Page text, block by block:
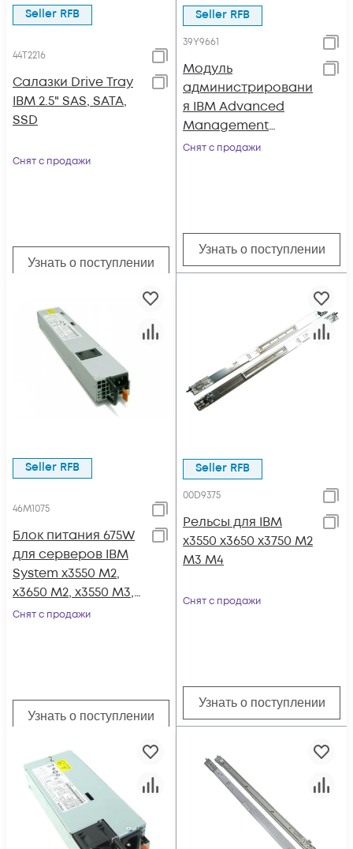
Seller RFB
44T2216
Салазки Drive Tray
IBM 2.5" SAS, SATA,
SSD
Снят с продажи
Узнать о поступлении
Seller RFB
39Y9661
Модуль
администрировани
я IBM Advanced
Management
Module
Снят с продажи
Узнать о поступлении
Seller RFB
46M1075
Блок питания 675W
для серверов IBM
System x3550 M2,
x3650 M2, x3550 M3,
x3650 M3
Снят с продажи
Узнать о поступлении
Seller RFB
00D9375
Рельсы для IBM
x3550 x3650 x3750 M2
M3 M4
Снят с продажи
Узнать о поступлении